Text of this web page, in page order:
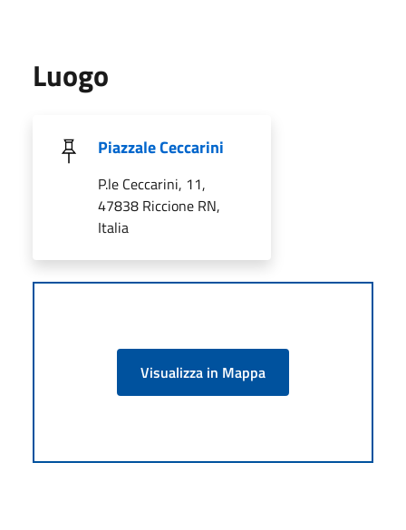
Luogo
Piazzale Ceccarini
P.le Ceccarini, 11,
47838 Riccione RN,
Italia
Visualizza in Mappa